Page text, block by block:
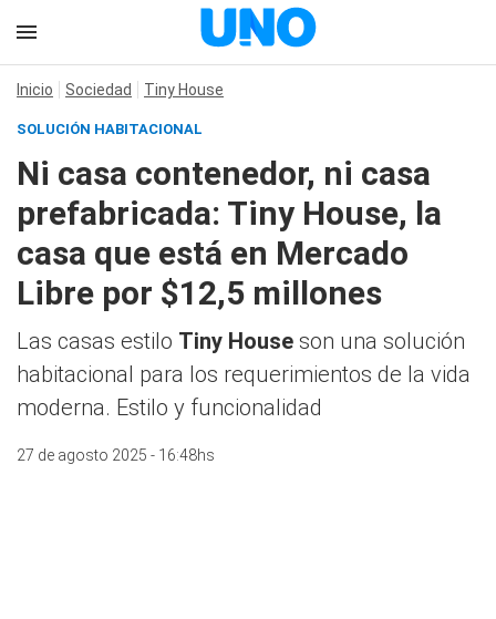
Inicio Sociedad Tiny House
SOLUCIÓN HABITACIONAL
Ni casa contenedor, ni casa
prefabricada: Tiny House, la
casa que está en Mercado
Libre por $12,5 millones
Las casas estilo Tiny House son una solución
habitacional para los requerimientos de la vida
moderna. Estilo y funcionalidad
27 de agosto 2025 - 16:48hs